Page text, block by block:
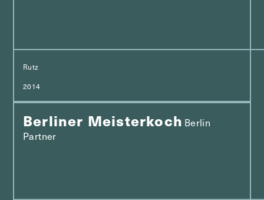
Rutz
2014
Berliner Meisterkoch Berlin
Partner